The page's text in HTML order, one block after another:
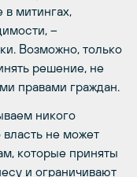
в митингах,
–
Возможно, только
решение, не
правами граждан.
никого
не может
которые приняты
и ограничивают